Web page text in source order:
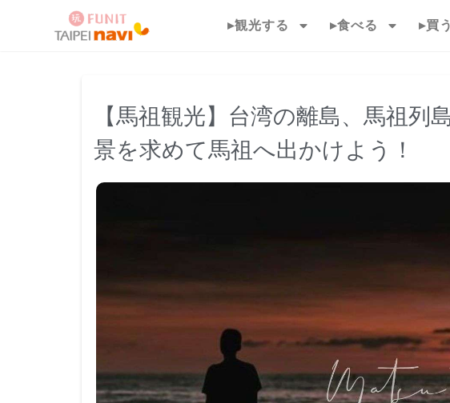
▸観光する ▸食べる ▸買う
【馬祖観光】台湾の離島、馬祖
景を求めて馬祖へ出かけよう！